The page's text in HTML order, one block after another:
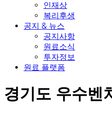
인재상
복리후생
공지 & 뉴스
공지사항
원료소식
투자정보
원료 플랫폼
경기도 우수벤